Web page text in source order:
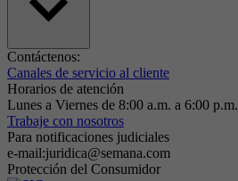
Contáctenos:
Canales de servicio al cliente
Horarios de atención
Lunes a Viernes de 8:00 a.m. a 6:00 p.m.
Trabaje con nosotros
Para notificaciones judiciales
e-mail:juridica@semana.com
Protección del Consumidor